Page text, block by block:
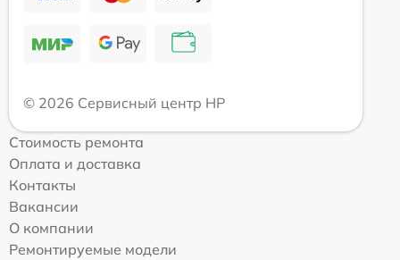
© 2026 Сервисный центр HP
Стоимость ремонта
Оплата и доставка
Контакты
Вакансии
О компании
Ремонтируемые модели